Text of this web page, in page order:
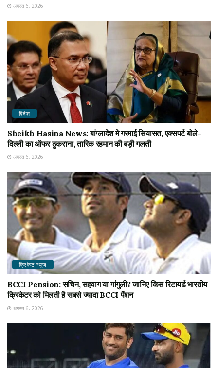
अगस्त 6, 2026
विदेश
Sheikh Hasina News: बांग्लादेश मे गरमाई सियासत, एक्सपर्ट बोले-
दिल्ली का ऑफर ठुकराना, तारिक रहमान की बड़ी गलती
अगस्त 6, 2026
क्रिकेट न्यू़ज
BCCI Pension: सचिन, सहवाग या गांगुली? जानिए किस रिटायर्ड भारतीय
क्रिकेटर को मिलती है सबसे ज्यादा BCCI पेंशन
अगस्त 6, 2026